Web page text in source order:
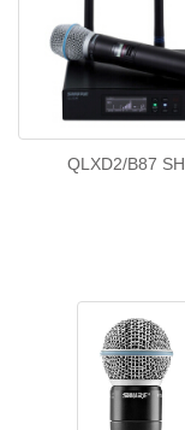
QLXD2/B87 SH